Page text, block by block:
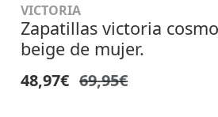
VICTORIA
Zapatillas victoria
beige de mujer.
48,97€ 69,95€